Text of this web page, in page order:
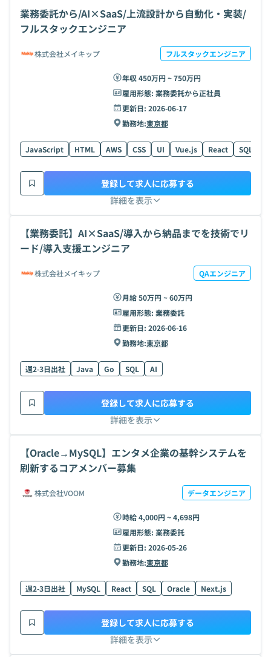
業務委託から/AI×SaaS/上流設計から自動化・実装/
フルスタックエンジニア
株式会社メイキップ フルスタックエンジニア
年収 450万円 ~ 750万円
雇用形態: 業務委託から正社員
更新日: 2026-06-17
勤務地:東京都
JavaScript HTML AWS CSS UI Vue.js React SQL
詳細を表示
登録して求人に応募する
【業務委託】AI×SaaS/導入から納品までを技術でリ
ード/導入支援エンジニア
株式会社メイキップ QAエンジニア
月給 50万円 ~ 60万円
雇用形態: 業務委託
更新日: 2026-06-16
勤務地:東京都
週2-3日出社 Java Go SQL AI
詳細を表示
登録して求人に応募する
【Oracle→MySQL】エンタメ企業の基幹システムを
刷新するコアメンバー募集
株式会社VOOM データエンジニア
時給 4,000円 ~ 4,698円
雇用形態: 業務委託
更新日: 2026-05-26
勤務地:東京都
週2-3日出社 MySQL React SQL Oracle Next.js
詳細を表示
登録して求人に応募する